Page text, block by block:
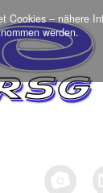
Cookies – nähere
werden.